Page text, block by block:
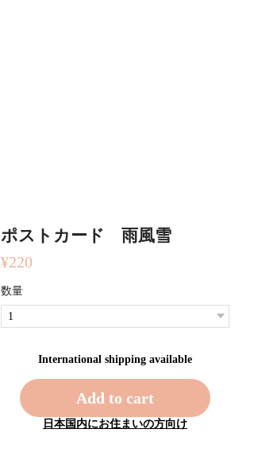
ポストカード 雨風雪
¥220
数量
International shipping available
Add to cart
日本国内にお住まいの方向け